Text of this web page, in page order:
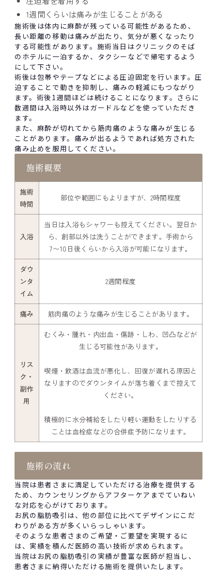
1週間くらいは痛みが生じることがある
施術後は体内に麻酔が残っている可能性があるため、
長い距離の移動は痛みが出たり、気分が悪くなったり
する可能性があります。施術当日はクリニックのそば
のホテルに一泊するか 、タクシーなどで帰宅するよう
にして下さい。
術後は包帯やテープなどによる圧迫固定を行います。圧
迫することで動きを抑制し、痛みの軽減にもつながり
ます。術後1週間 ほどは続けることになります。さらに
数週間は入浴時以外はガードルなどを使っていただき
ます。
また、麻酔が切れてから筋肉痛のような痛みが生じ る
ことがあり ます。痛みが出るようであれば処方された
痛み止めを服用してください。
施術概要
施術
時間
部位や範囲にもよりますが、2時間程度
入浴
当日は入浴もシャワーも控えてください。翌日か
ら、創部以外は洗うことができます。手術から
7〜10日後くらいから入浴が可能になります。
ダウ
ンタ
イム
2週間程度
痛み 筋肉痛のような痛みが生じることがあります。
リス
ク・
副作
用
むくみ・腫れ・内出血・傷跡・しわ、凹凸などが
生じる可能性があります。
喫煙・飲酒は血流が悪化し、回復が遅れる原因と
なりますのでダウンタイムが落ち着くまで控えて
ください。
積極的に水分補給をしたり軽い運動をしたりする
ことは血栓症などの合併症予防になります。
施術の流れ
当院は患者さまに満足していただける治療を提供する
ため、カウンセリングからアフターケアまでていねい
な対応を心がけております。
お尻の脂肪吸引は、他の部位に比べてデザインにこだ
わりがある方が多くいらっしゃいます。
そのような患者さまのご希望・ご要望を実現するに
は、実績を積んだ医師の高い技術が求められます。
当院はお尻の脂肪吸引の実績が豊富な医師が担当し、
患者さまに納得いただける施術を提供いたします。